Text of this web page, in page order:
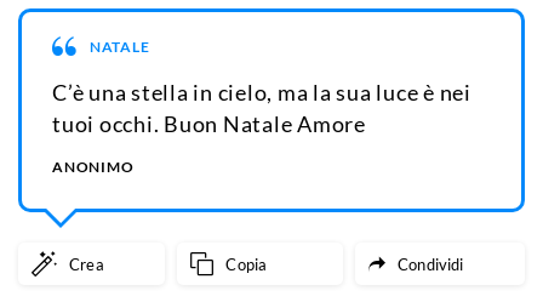
NATALE
C’è una stella in cielo, ma la sua luce è nei
tuoi occhi. Buon Natale Amore
ANONIMO
Crea Copia Condividi